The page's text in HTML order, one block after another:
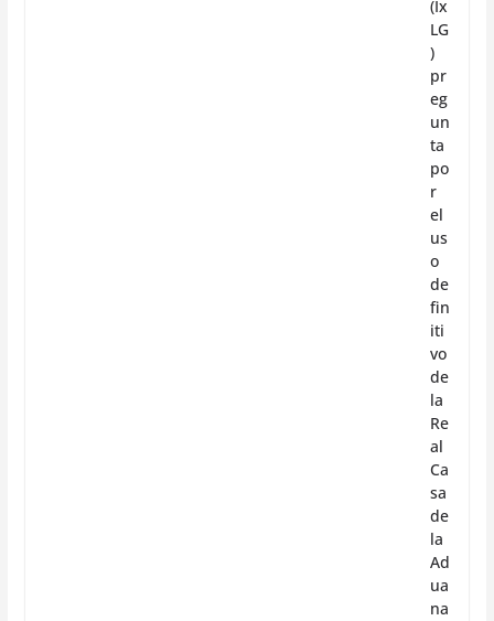
(Ix
LG
)
pr
eg
un
ta
po
r
el
us
o
de
fin
iti
vo
de
la
Re
al
Ca
sa
de
la
Ad
ua
na